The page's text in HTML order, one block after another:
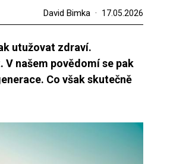
David Bimka 17.05.2026
utužovat zdraví.
V našem povědomí se pak
Co však skutečně